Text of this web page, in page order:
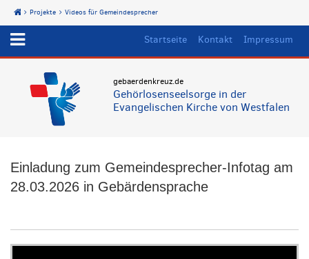
Start
Projekte Videos für Gemeindesprecher
Startseite Kontakt Impressum
gebaerdenkreuz.de
Gehörlosenseelsorge in der
Evangelischen Kirche von Westfalen
Einladung zum Gemeindesprecher-Infotag am
28.03.2026 in Gebärdensprache